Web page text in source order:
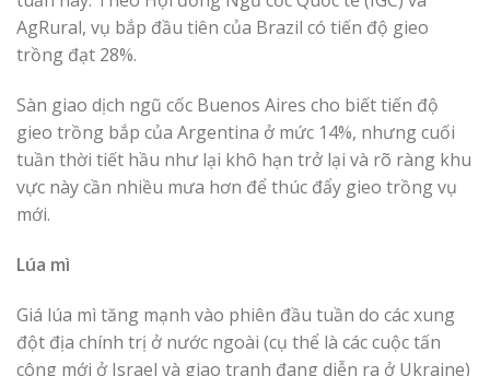
AgRural, vụ bắp đầu tiên của Brazil có tiến độ gieo
trồng đạt 28%.
Sàn giao dịch ngũ cốc Buenos Aires cho biết tiến độ
gieo trồng bắp của Argentina ở mức 14%, nhưng cuối
tuần thời tiết hầu như lại khô hạn trở lại và rõ ràng khu
vực này cần nhiều mưa hơn để thúc đẩy gieo trồng vụ
mới.
Lúa mì
Giá lúa mì tăng mạnh vào phiên đầu tuần do các xung
đột địa chính trị ở nước ngoài (cụ thể là các cuộc tấn
công mới ở Israel và giao tranh đang diễn ra ở Ukraine)